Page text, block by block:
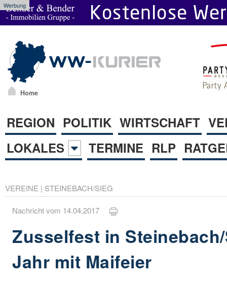
Werbung
Home
REGION POLITIK WIRTSCHAFT
LOKALES
TERMINE RLP
VEREINE | STEINEBACH/SIEG
Nachricht vom 14.04.2017
Zusselfest in
Jahr mit Maifeier